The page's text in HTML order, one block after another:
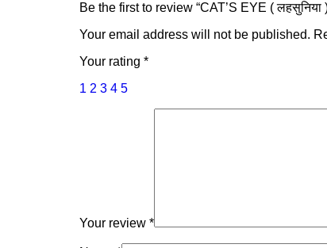
Be the first to review “CAT’S EYE ( लहसुनिया
Your email address will not be published.
Your rating *
1 2 3 4 5
Your review *